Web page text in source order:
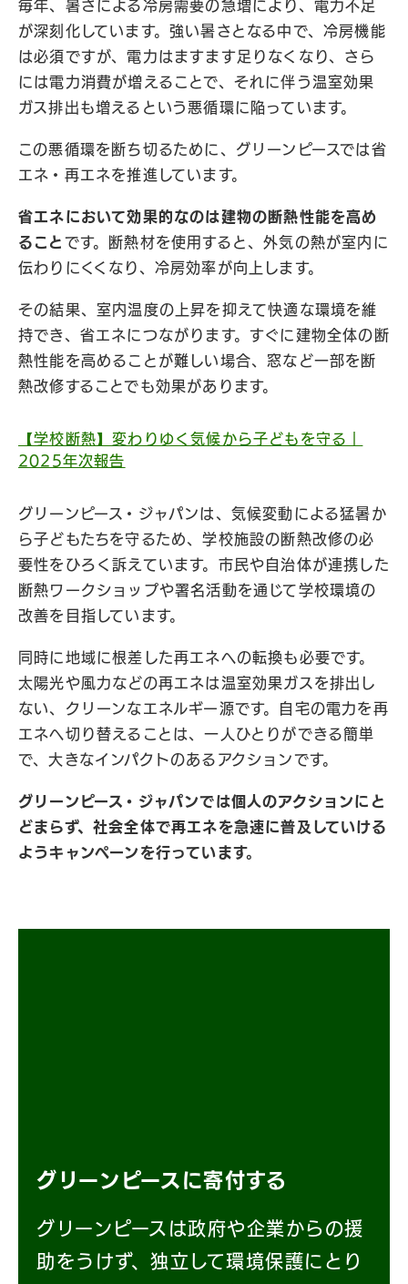
毎年、暑さによる冷房需要の急増により、電力不足
が深刻化しています。強い暑さとなる中で、冷房機能
は必須ですが、電力はますます足りなくなり、さら
には電力消費が増えることで、それに伴う温室効果
ガス排出も増えるという悪循環に陥っています。
この悪循環を断ち切るために、グリーンピースでは省
エネ・再エネを推進しています。
省エネにおいて効果的なのは建物の断熱性能を高め
ること です。断熱材を使用すると、外気の熱が室内に
伝わりにくくなり、冷房効率が向上します。
その結果、室内温度の上昇を抑えて快適な環境を維
持でき、省エネにつながります。すぐに建物全体の断
熱性能を高めることが難しい場合、窓など一部を断
熱改修することでも効果があります。
【学校断熱】変わりゆく気候から子どもを守る｜
2025年次報告
グリーンピース・ジャパンは、気候変動による猛暑か
ら子どもたちを守るため、学校施設の断熱改修の必
要性をひろく訴えています。市民や自治体が連携した
断熱ワークショップや署名活動を通じて学校環境の
改善を目指しています。
同時に地域に根差した再エネへの転換も必要です。
太陽光や風力などの再エネは温室効果ガスを排出し
ない、クリーンなエネルギー源です。自宅の電力を再
エネへ切り替えることは、一人ひとりができる簡単
で、大きなインパクトのあるアクションです。
グリーンピース・ジャパンでは個人のアクションにと
どまらず、社会全体で再エネを急速に普及していける
ようキャンペーンを行っています。
グリーンピースに寄付する
グリーンピースは政府や企業からの援
助をうけず、独立して環境保護にとり